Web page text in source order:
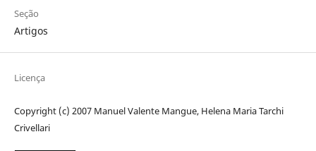
Seção
Artigos
Licença
Copyright (c) 2007 Manuel Valente Mangue, Helena Maria Tarchi
Crivellari